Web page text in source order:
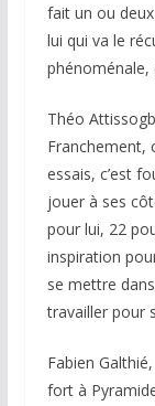
fait un ou
lui qui va le
phénoménale,
Théo
Franchement,
essais, c’est
jouer à ses
pour lui, 22
inspiration
se mettre
travailler pour
Fabien
fort à